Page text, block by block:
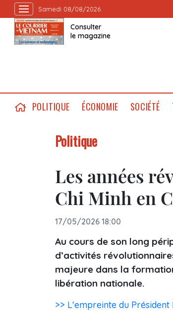
Samedi 08/08/2026
Consulter
le magazine
POLITIQUE ÉCONOMIE SOCIÉTÉ
Politique
Les années
Chi Minh en
17/05/2026 18:00
Au cours de son long
d’activités
majeure dans la
libération nationale.
>> L'empreinte du